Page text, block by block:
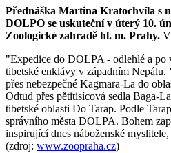
Přednáška Martina Kratochvíla s
DOLPO se uskuteční v úterý 10.
Zoologické zahradě hl. m. Prahy.
"Expedice do DOLPA - odlehlé a po
tibetské enklávy v západním
přes nebezpečné Kagmara-La do
Odtud přes pětitisícová sedla Baga-
tibetské oblasti Do Tarap. Podle
správního města DOLPA. Bohem
inspirující dnes náboženské
(zdroj: www.zoopraha.cz)